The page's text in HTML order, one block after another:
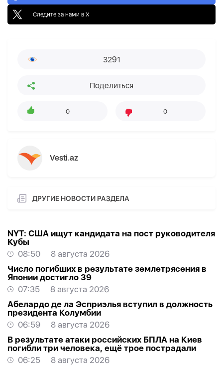
Следите за нами в X
3291
Поделиться
0 0
Vesti.az
ДРУГИЕ НОВОСТИ РАЗДЕЛА
NYT: США ищут кандидата на пост руководителя
Кубы
08:50
8 августа 2026
Число погибших в результате землетрясения в
Японии достигло 39
07:35
8 августа 2026
Абелардо де ла Эсприэлья вступил в должность
президента Колумбии
06:59
8 августа 2026
В результате атаки российских БПЛА на Киев
погибли три человека, ещё трое пострадали
06:25
8 августа 2026